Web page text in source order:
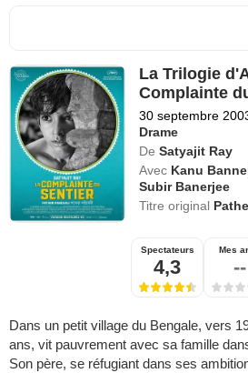
La Trilogie
Complainte
30 septembre
Drame
De Satyajit Ray
Avec Kanu
Subir Banerjee
Titre original
Spectateurs
4,3
Mes
--
Dans un petit village du Bengale, vers
ans, vit pauvrement avec sa famille
Son père, se réfugiant dans ses